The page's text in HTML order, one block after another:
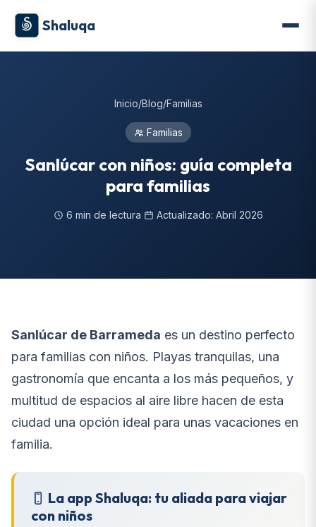
Shaluqa
Inicio/Blog/Familias
Familias
Sanlúcar con niños: guía completa
para familias
6 min de lectura Actualizado: Abril 2026
Sanlúcar de Barrameda es un destino perfecto
para familias con niños. Playas tranquilas, una
gastronomía que encanta a los más pequeños, y
multitud de espacios al aire libre hacen de esta
ciudad una opción ideal para unas vacaciones en
familia.
La app Shaluqa: tu aliada para viajar
con niños